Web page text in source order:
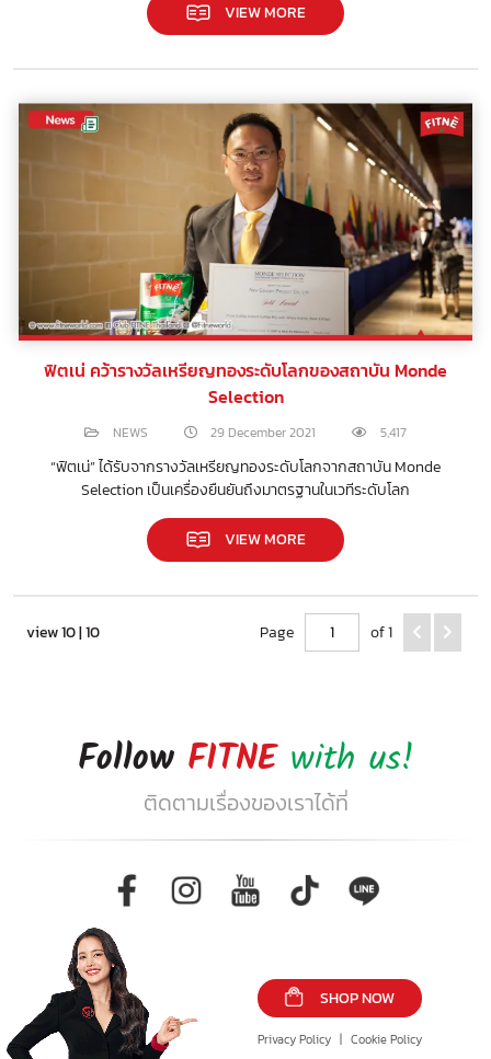
VIEW MORE
ฟิตเน่ คว้ารางวัลเหรียญทองระดับโลกของสถาบัน Monde
Selection
NEWS 29 December 2021 5,417
“ฟิตเน่” ได้รับจากรางวัลเหรียญทองระดับโลกจากสถาบัน Monde
Selection เป็นเครื่องยืนยันถึงมาตรฐานในเวทีระดับโลก
VIEW MORE
view 10 | 10 Page of 1
Follow FITNE with us!
ติดตามเรื่องของเราได้ที่
SHOP NOW
Privacy Policy | Cookie Policy